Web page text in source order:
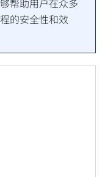
帮助用户在众多
的安全性和效